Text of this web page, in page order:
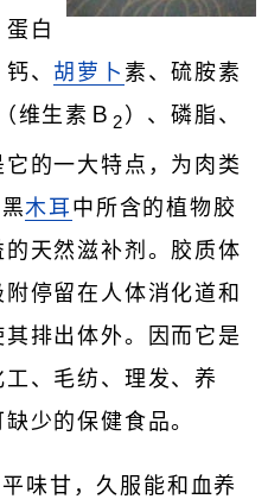
白
、 胡萝卜 素、硫胺素
维生素Ｂ 2 ）、磷脂、
的一大特点，为肉类
木耳 中所含的植物胶
天然滋补剂。胶质体
停留在人体消化道和
排出体外。因而它是
、毛纺、理发、养
少的保健食品。
味甘，久服能和血养